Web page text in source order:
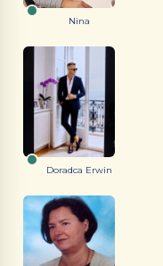
Nina
Doradca Erwin